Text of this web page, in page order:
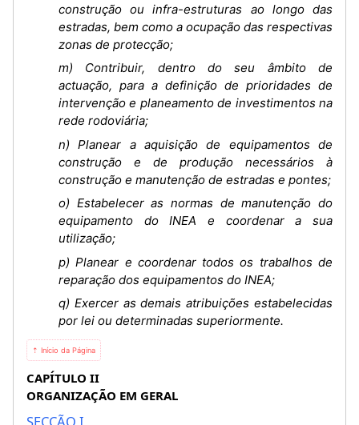
construção ou infra-estruturas ao longo das
estradas, bem como a ocupação das respectivas
zonas de protecção;
m) Contribuir, dentro do seu âmbito de
actuação, para a definição de prioridades de
intervenção e planeamento de investimentos na
rede rodoviária;
n) Planear a aquisição de equipamentos de
construção e de produção necessários à
construção e manutenção de estradas e pontes;
o) Estabelecer as normas de manutenção do
equipamento do INEA e coordenar a sua
utilização;
p) Planear e coordenar todos os trabalhos de
reparação dos equipamentos do INEA;
q) Exercer as demais atribuições estabelecidas
por lei ou determinadas superiormente.
⇡ Início da Página
CAPÍTULO II
ORGANIZAÇÃO EM GERAL